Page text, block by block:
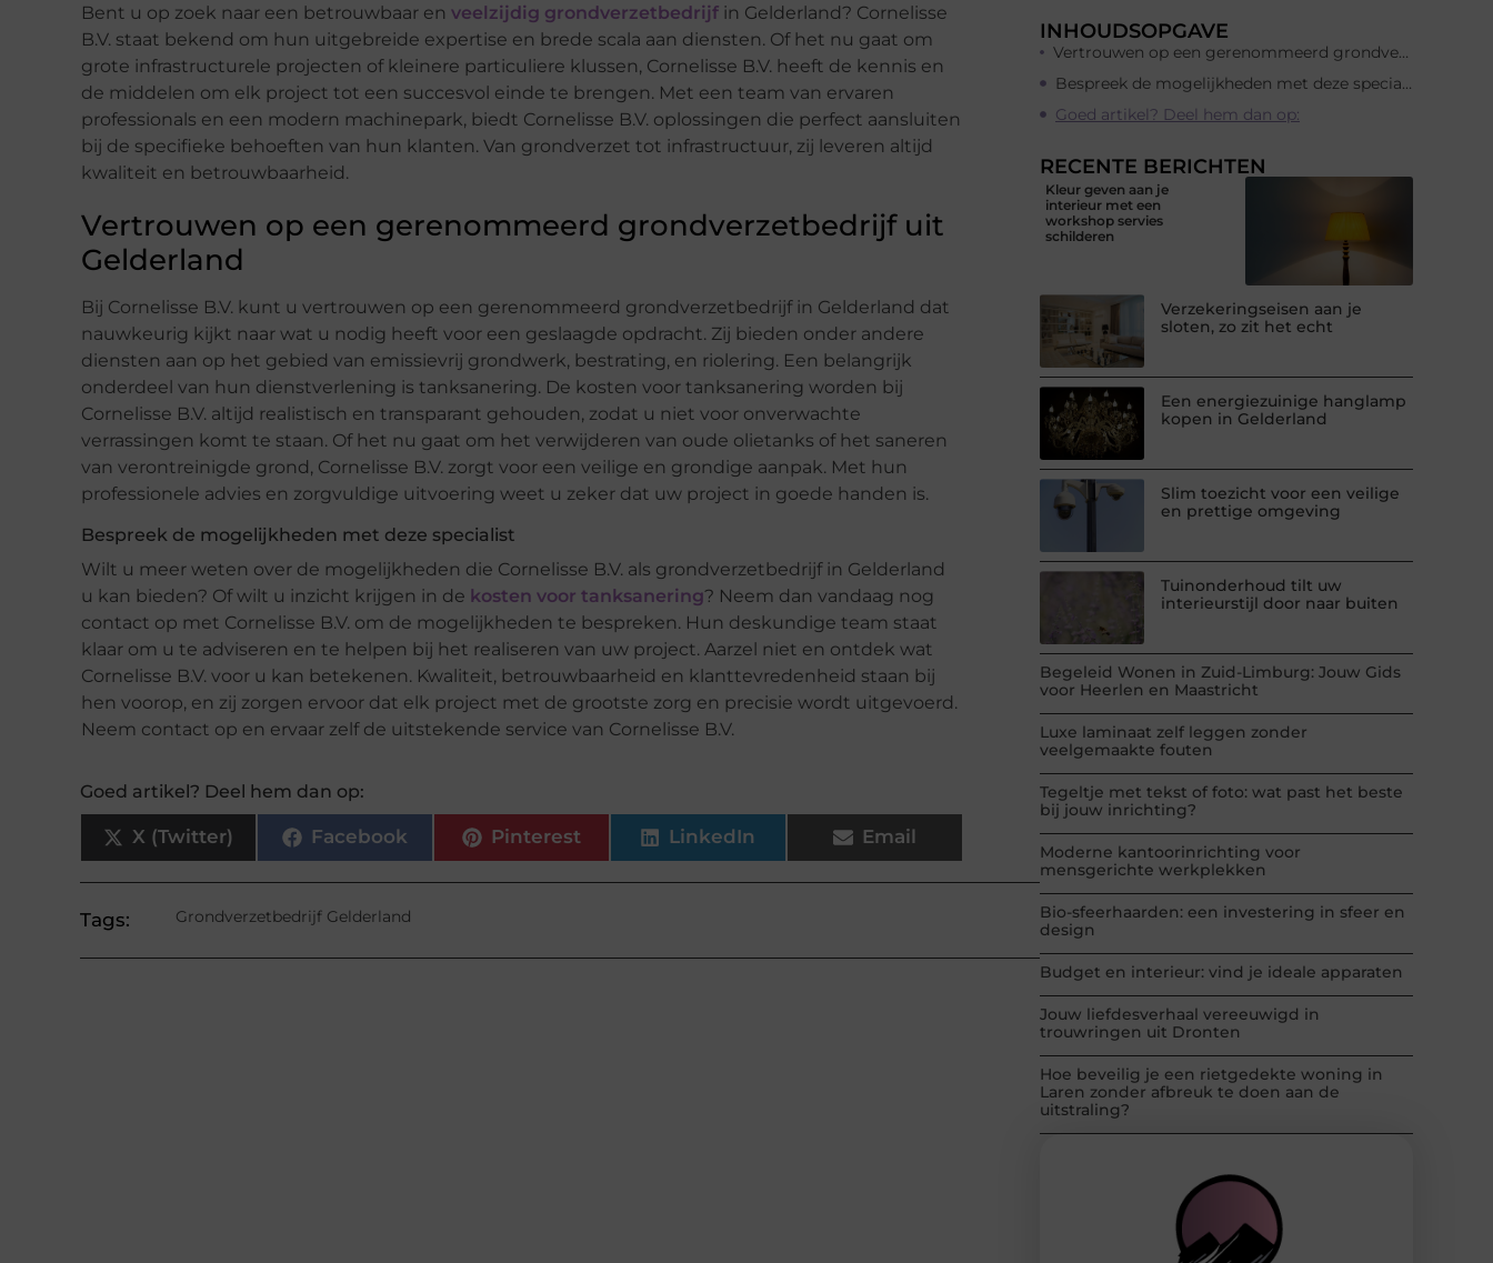
Bent u op zoek naar een betrouwbaar en veelzijdig grondverzetbedrijf in Gelderland? Cornelisse
B.V. staat bekend om hun uitgebreide expertise en brede scala aan diensten. Of het nu gaat om
grote infrastructurele projecten of kleinere particuliere klussen, Cornelisse B.V. heeft de kennis en
de middelen om elk project tot een succesvol einde te brengen. Met een team van ervaren
professionals en een modern machinepark, biedt Cornelisse B.V. oplossingen die perfect aansluiten
bij de specifieke behoeften van hun klanten. Van grondverzet tot infrastructuur, zij leveren altijd
kwaliteit en betrouwbaarheid.
Vertrouwen op een gerenommeerd grondverzetbedrijf uit
Gelderland
Bij Cornelisse B.V. kunt u vertrouwen op een gerenommeerd grondverzetbedrijf in Gelderland dat
nauwkeurig kijkt naar wat u nodig heeft voor een geslaagde opdracht. Zij bieden onder andere
diensten aan op het gebied van emissievrij grondwerk, bestrating, en riolering. Een belangrijk
onderdeel van hun dienstverlening is tanksanering. De kosten voor tanksanering worden bij
Cornelisse B.V. altijd realistisch en transparant gehouden, zodat u niet voor onverwachte
verrassingen komt te staan. Of het nu gaat om het verwijderen van oude olietanks of het saneren
van verontreinigde grond, Cornelisse B.V. zorgt voor een veilige en grondige aanpak. Met hun
professionele advies en zorgvuldige uitvoering weet u zeker dat uw project in goede handen is.
Bespreek de mogelijkheden met deze specialist
Wilt u meer weten over de mogelijkheden die Cornelisse B.V. als grondverzetbedrijf in Gelderland
u kan bieden? Of wilt u inzicht krijgen in de kosten voor tanksanering? Neem dan vandaag nog
contact op met Cornelisse B.V. om de mogelijkheden te bespreken. Hun deskundige team staat
klaar om u te adviseren en te helpen bij het realiseren van uw project. Aarzel niet en ontdek wat
Cornelisse B.V. voor u kan betekenen. Kwaliteit, betrouwbaarheid en klanttevredenheid staan bij
hen voorop, en zij zorgen ervoor dat elk project met de grootste zorg en precisie wordt uitgevoerd.
Neem contact op en ervaar zelf de uitstekende service van Cornelisse B.V.
Goed artikel? Deel hem dan op:
X (Twitter) Facebook Pinterest LinkedIn Email
Tags: Grondverzetbedrijf Gelderland
INHOUDSOPGAVE
Vertrouwen op een gerenommeerd grondverzetbedrijf uit Gelderland
Bespreek de mogelijkheden met deze specialist
Goed artikel? Deel hem dan op:
RECENTE BERICHTEN
Kleur geven aan je
interieur met een
workshop servies
schilderen
Verzekeringseisen aan je
sloten, zo zit het echt
Een energiezuinige hanglamp
kopen in Gelderland
Slim toezicht voor een veilige
en prettige omgeving
Tuinonderhoud tilt uw
interieurstijl door naar buiten
Begeleid Wonen in Zuid-Limburg: Jouw Gids
voor Heerlen en Maastricht
Luxe laminaat zelf leggen zonder
veelgemaakte fouten
Tegeltje met tekst of foto: wat past het beste
bij jouw inrichting?
Moderne kantoorinrichting voor
mensgerichte werkplekken
Bio-sfeerhaarden: een investering in sfeer en
design
Budget en interieur: vind je ideale apparaten
Jouw liefdesverhaal vereeuwigd in
trouwringen uit Dronten
Hoe beveilig je een rietgedekte woning in
Laren zonder afbreuk te doen aan de
uitstraling?